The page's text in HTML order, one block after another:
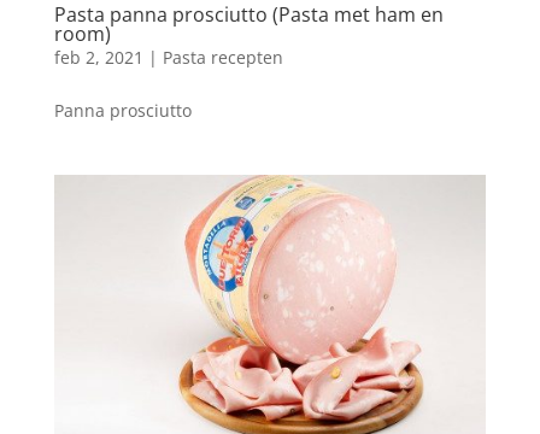
Pasta panna prosciutto (Pasta met ham en
room)
feb 2, 2021 | Pasta recepten
Panna prosciutto